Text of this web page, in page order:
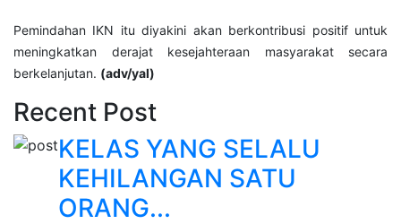
Pemindahan IKN itu diyakini akan berkontribusi positif untuk
meningkatkan derajat kesejahteraan masyarakat secara
berkelanjutan. (adv/yal)
Recent Post
KELAS YANG SELALU
KEHILANGAN SATU
ORANG...